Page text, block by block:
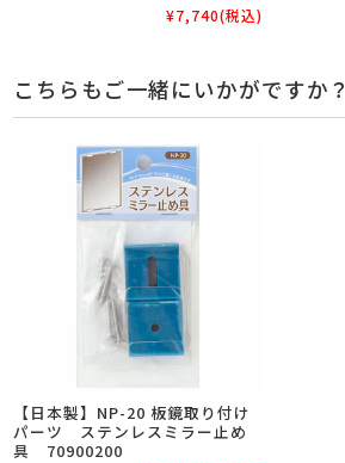
¥7,740(税込)
こちらもご一緒にいかがですか？
【日本製】NP-20 板鏡取り付け
パーツ ステンレスミラー止め
具 70900200